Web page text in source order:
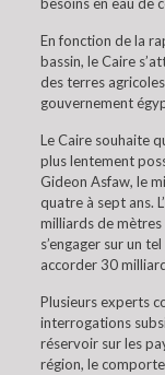
En fonction de la
bassin, le Caire
des terres
gouvernement
Le Caire souhaite
plus lentement
Gideon Asfaw, le
quatre à sept ans.
milliards de mètres
s’engager sur un
accorder 30
Plusieurs experts
interrogations
réservoir sur les
région, le